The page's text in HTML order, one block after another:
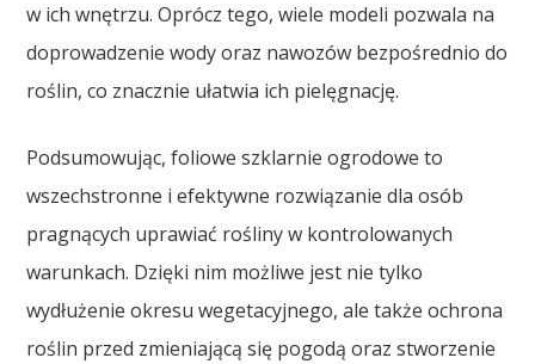
w ich wnętrzu. Oprócz tego, wiele modeli pozwala na
doprowadzenie wody oraz nawozów bezpośrednio do
roślin, co znacznie ułatwia ich pielęgnację.
Podsumowując, foliowe szklarnie ogrodowe to
wszechstronne i efektywne rozwiązanie dla osób
pragnących uprawiać rośliny w kontrolowanych
warunkach. Dzięki nim możliwe jest nie tylko
wydłużenie okresu wegetacyjnego, ale także ochrona
roślin przed zmieniającą się pogodą oraz stworzenie